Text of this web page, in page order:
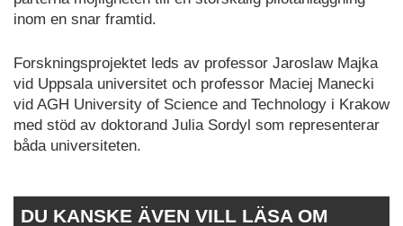
inom en snar framtid.
Forskningsprojektet leds av professor Jaroslaw Majka
vid Uppsala universitet och professor Maciej Manecki
vid AGH University of Science and Technology i Krakow
med stöd av doktorand Julia Sordyl som representerar
båda universiteten.
DU KANSKE ÄVEN VILL LÄSA OM